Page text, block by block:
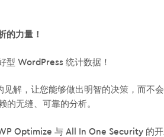
的力量！
型 WordPress 统计数据！
解，让您能够做出明智的决策，而不
无缝、可靠的分析。
Optimize 与 All In One Security 的开